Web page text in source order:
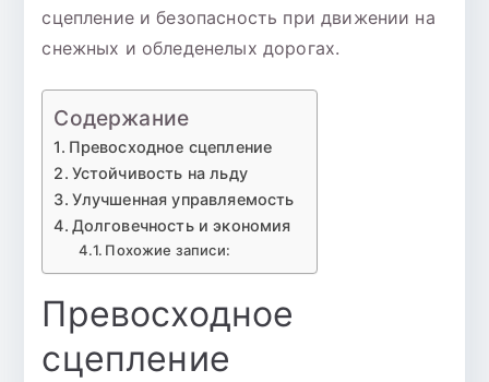
сцепление и безопасность при движении на
снежных и обледенелых дорогах.
Содержание
Превосходное сцепление
Устойчивость на льду
Улучшенная управляемость
Долговечность и экономия
Похожие записи:
Превосходное
сцепление